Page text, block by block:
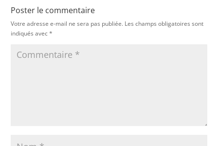
Poster le commentaire
Votre adresse e-mail ne sera pas publiée. Les champs obligatoires sont
indiqués avec*